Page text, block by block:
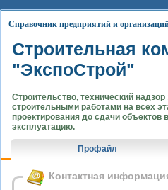
Справочник предприятий и
Строительная
"ЭкспоСтрой"
Строительство, технический надзор
строительными работами на всех
проектирования до сдачи объектов в
эксплуатацию.
Профайл
Контактная